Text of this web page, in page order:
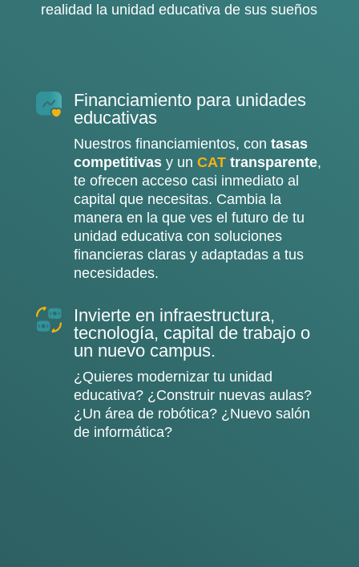
realidad la unidad educativa de sus sueños
Financiamiento para unidades
educativas
Nuestros financiamientos, con tasas
competitivasy un CATtransparente,
te ofrecen acceso casi inmediato al
capital que necesitas. Cambia la
manera en la que ves el futuro de tu
unidad educativa con soluciones
financieras claras y adaptadas a tus
necesidades.
Invierte en infraestructura,
tecnología, capital de trabajo o
un nuevo campus.
¿Quieres modernizar tu unidad
educativa? ¿Construir nuevas aulas?
¿Un área de robótica? ¿Nuevo salón
de informática?